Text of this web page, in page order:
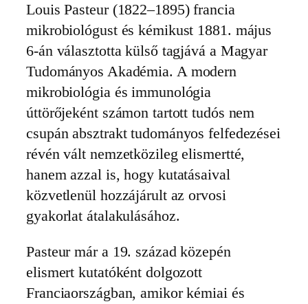
Louis Pasteur (1822–1895) francia
mikrobiológust és kémikust 1881. május
6-án választotta külső tagjává a Magyar
Tudományos Akadémia. A modern
mikrobiológia és immunológia
úttörőjeként számon tartott tudós nem
csupán absztrakt tudományos felfedezései
révén vált nemzetközileg elismertté,
hanem azzal is, hogy kutatásaival
közvetlenül hozzájárult az orvosi
gyakorlat átalakulásához.
Pasteur már a 19. század közepén
elismert kutatóként dolgozott
Franciaországban, amikor kémiai és